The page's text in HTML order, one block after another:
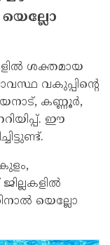
യെല്ലോ
ശക്തമായ
വകുപ്പിന്റെ
കണ്ണൂര്‍,
ഈ
യെല്ലോ